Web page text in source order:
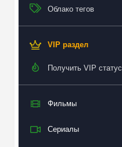
Облако тегов
VIP раздел
Получить VIP статус
Фильмы
Сериалы